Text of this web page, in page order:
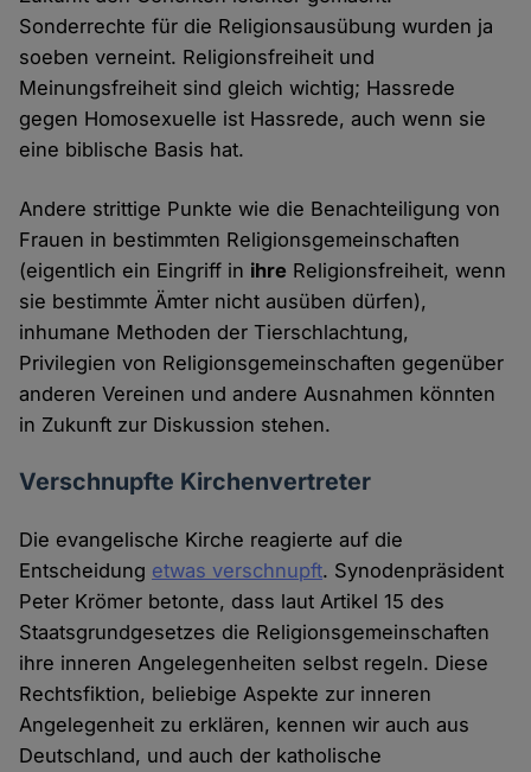
Sonderrechte für die Religionsausübung wurden ja
soeben verneint. Religionsfreiheit und
Meinungsfreiheit sind gleich wichtig; Hassrede
gegen Homosexuelle ist Hassrede, auch wenn sie
eine biblische Basis hat.
Andere strittige Punkte wie die Benachteiligung von
Frauen in bestimmten Religionsgemeinschaften
(eigentlich ein Eingriff in ihre Religionsfreiheit, wenn
sie bestimmte Ämter nicht ausüben dürfen),
inhumane Methoden der Tierschlachtung,
Privilegien von Religionsgemeinschaften gegenüber
anderen Vereinen und andere Ausnahmen könnten
in Zukunft zur Diskussion stehen.
Verschnupfte Kirchenvertreter
Die evangelische Kirche reagierte auf die
Entscheidung etwas verschnupft. Synodenpräsident
Peter Krömer betonte, dass laut Artikel 15 des
Staatsgrundgesetzes die Religionsgemeinschaften
ihre inneren Angelegenheiten selbst regeln. Diese
Rechtsfiktion, beliebige Aspekte zur inneren
Angelegenheit zu erklären, kennen wir auch aus
Deutschland, und auch der katholische